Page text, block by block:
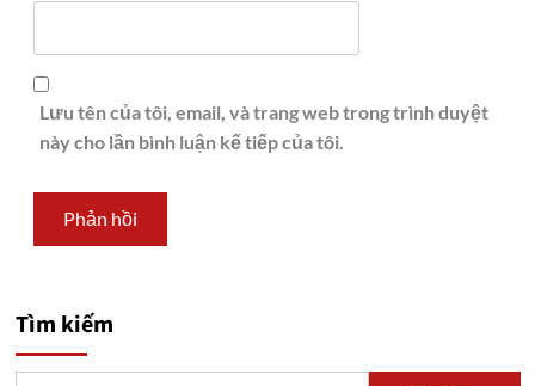
Lưu tên của tôi, email, và trang web trong trình duyệt
này cho lần bình luận kế tiếp của tôi.
Tìm kiếm